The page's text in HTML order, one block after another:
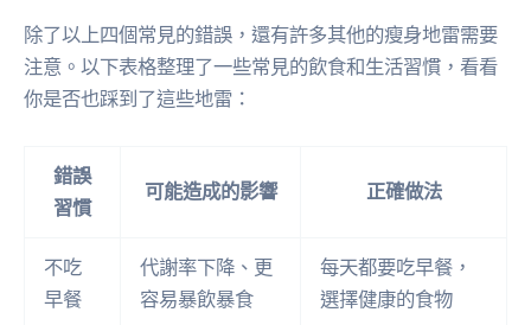
除了以上四個常見的錯誤，還有許多其他的瘦身地雷需要
注意。以下表格整理了一些常見的飲食和生活習慣，看看
你是否也踩到了這些地雷：
錯誤
習慣
可能造成的影響 正確做法
不吃
早餐
代謝率下降、更
容易暴飲暴食
每天都要吃早餐，
選擇健康的食物